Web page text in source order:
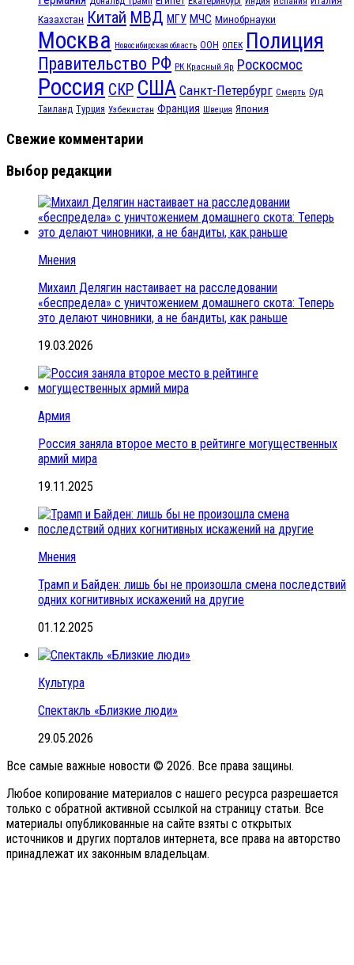
Казахстан Китай МВД МГУ МЧС Минобрнауки
Москва Новосибирская область ООН ОПЕК Полиция
Правительство РФ РК Красный Яр Роскосмос
Россия СКР США Санкт-Петербург Смерть Суд
Таиланд Турция Узбекистан Франция Швеция Япония
Свежие комментарии
Выбор редакции
Мнения
Михаил Делягин настаивает на расследовании
«беспредела» с уничтожением домашнего скота: Теперь
это делают чиновники, а не бандиты, как раньше
19.03.2026
Армия
Россия заняла второе место в рейтинге могущественных
армий мира
19.11.2025
Мнения
Трамп и Байден: лишь бы не произошла смена последствий
одних когнитивных искажений на другие
01.12.2025
Культура
Спектакль «Близкие люди»
29.05.2026
Все самые важные новости © 2026. Все права защины.
Любое копирование материалов с нашего ресурса разрешается
только с обратной активной ссылкой на страницу статьи. Все
материалы опубликованные на сайте взяты с открытых
источников и других порталов интернета, все права на авторство
принадлежат их законным владельцам.